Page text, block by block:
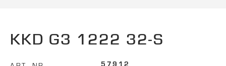
KKD G3 1222 32-S